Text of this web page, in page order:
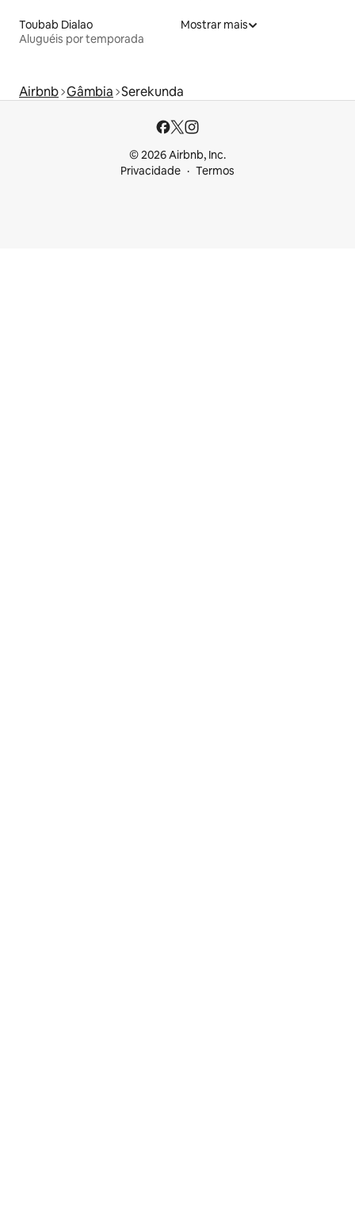
Toubab Dialao
Aluguéis por temporada
Mostrar mais
Airbnb Gâmbia Serekunda
© 2026 Airbnb, Inc.
Privacidade
Termos